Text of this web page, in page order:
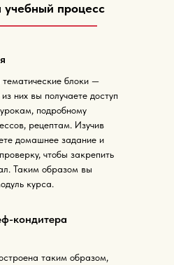
учебный процесс
блоки —
них вы получаете доступ
подробному
рецептам. Изучив
домашнее задание и
чтобы закрепить
Таким образом вы
курса.
кондитера
таким образом,